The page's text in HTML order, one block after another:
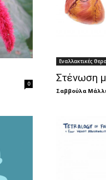
0
Εναλλακτικές
Στένωση
Σαββούλα